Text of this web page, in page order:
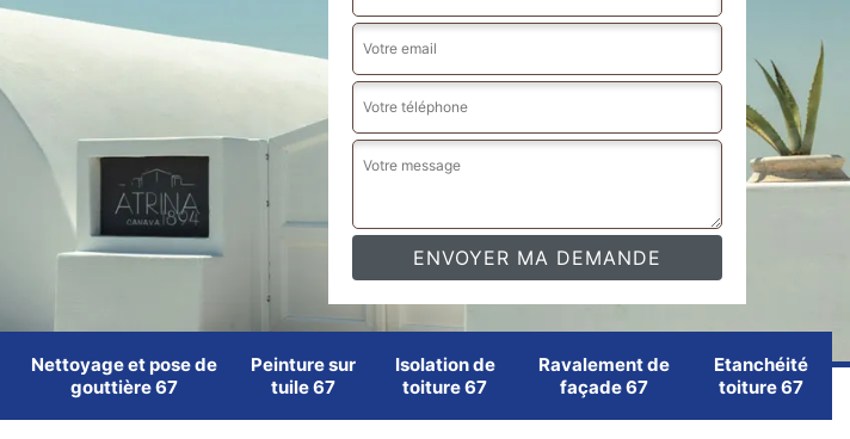
Nettoyage et pose de
gouttière 67
Peinture sur
tuile 67
Isolation de
toiture 67
Ravalement de
façade 67
Etanchéité
toiture 67